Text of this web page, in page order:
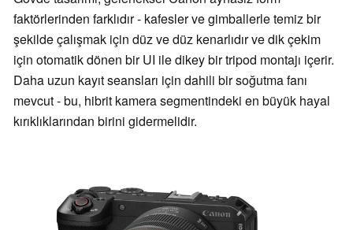
faktörlerinden farklıdır - kafesler ve gimballerle temiz bir
şekilde çalışmak için düz ve düz kenarlıdır ve dik çekim
için otomatik dönen bir UI ile dikey bir tripod montajı içerir.
Daha uzun kayıt seansları için dahili bir soğutma fanı
mevcut - bu, hibrit kamera segmentindeki en büyük hayal
kırıklıklarından birini gidermelidir.